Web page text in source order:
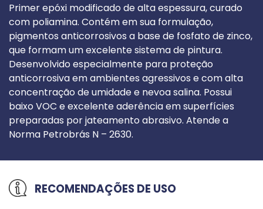
Primer epóxi modificado de alta espessura, curado
com poliamina. Contém em sua formulação,
pigmentos anticorrosivos a base de fosfato de zinco,
que formam um excelente sistema de pintura.
Desenvolvido especialmente para proteção
anticorrosiva em ambientes agressivos e com alta
concentração de umidade e nevoa salina. Possui
baixo VOC e excelente aderência em superfícies
preparadas por jateamento abrasivo. Atende a
Norma Petrobrás N – 2630.
RECOMENDAÇÕES DE USO